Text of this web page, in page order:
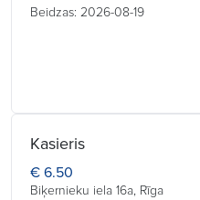
Beidzas: 2026-08-19
Kasieris
€ 6.50
Biķernieku iela 16a, Rīga